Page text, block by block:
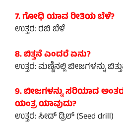
7. ಗೋಧಿ ಯಾವ ರೀತಿಯ ಬೆಳೆ?
ಉತ್ತರ: ರಬಿ ಬೆಳೆ
8. ಬಿತ್ತನೆ ಎಂದರೆ ಏನು?
ಉತ್ತರ: ಮಣ್ಣಿನಲ್ಲಿ ಬೀಜಗಳನ್ನು
9. ಬೀಜಗಳನ್ನು ಸರಿಯಾದ
ಯಂತ್ರ ಯಾವುದು?
ಉತ್ತರ: ಸೀಡ್ ಡ್ರಿಲ್ (Seed drill)